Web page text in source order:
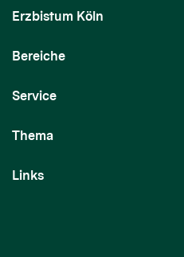
Erzbistum Köln
Bereiche
Service
Thema
Links